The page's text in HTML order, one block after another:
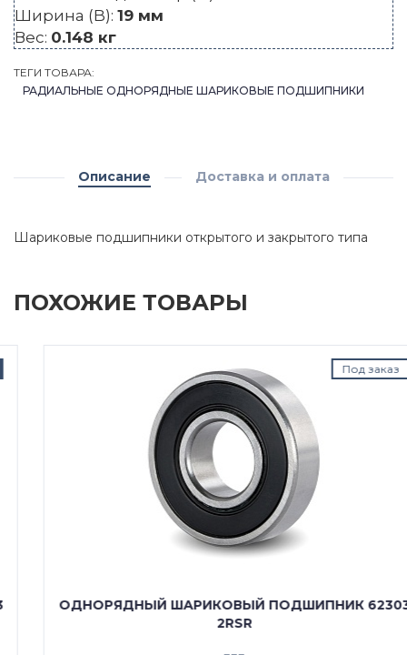
Ширина (B): 19 мм
Вес: 0.148 кг
ТЕГИ ТОВАРА:
РАДИАЛЬНЫЕ ОДНОРЯДНЫЕ ШАРИКОВЫЕ ПОДШИПНИКИ
Описание Доставка и оплата
Шариковые подшипники открытого и закрытого типа
ПОХОЖИЕ ТОВАРЫ
Под заказ
ОДНОРЯДНЫЙ ШАРИКОВЫЙ ПОДШИПНИК 62303
2RSR